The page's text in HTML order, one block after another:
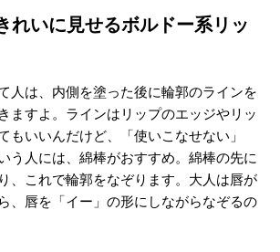
れいに見せるボルドー系リッ
人は、内側を塗った後に輪郭のラインを
ますよ。ラインはリップのエッジやリッ
もいいんだけど、「使いこなせない」
う人には、綿棒がおすすめ。綿棒の先に
、これで輪郭をなぞります。大人は唇が
、唇を「イー」の形にしながらなぞるの